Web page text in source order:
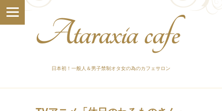
日本初！一般人＆男子禁制オタ女の為のカフェサロン